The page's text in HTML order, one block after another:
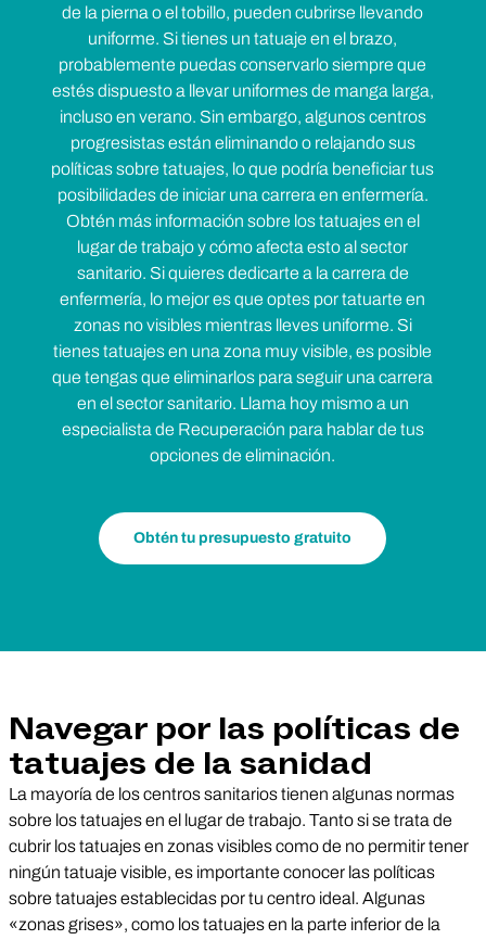
de la pierna o el tobillo, pueden cubrirse llevando
uniforme. Si tienes un tatuaje en el brazo,
probablemente puedas conservarlo siempre que
estés dispuesto a llevar uniformes de manga larga,
incluso en verano. Sin embargo, algunos centros
progresistas están eliminando o relajando sus
políticas sobre tatuajes, lo que podría beneficiar tus
posibilidades de iniciar una carrera en enfermería.
Obtén más información sobre los tatuajes en el
lugar de trabajo y cómo afecta esto al sector
sanitario. Si quieres dedicarte a la carrera de
enfermería, lo mejor es que optes por tatuarte en
zonas no visibles mientras lleves uniforme. Si
tienes tatuajes en una zona muy visible, es posible
que tengas que eliminarlos para seguir una carrera
en el sector sanitario. Llama hoy mismo a un
especialista de Recuperación para hablar de tus
opciones de eliminación.
Obtén tu presupuesto gratuito
Navegar por las políticas de
tatuajes de la sanidad
La mayoría de los centros sanitarios tienen algunas normas
sobre los tatuajes en el lugar de trabajo. Tanto si se trata de
cubrir los tatuajes en zonas visibles como de no permitir tener
ningún tatuaje visible, es importante conocer las políticas
sobre tatuajes establecidas por tu centro ideal. Algunas
«zonas grises», como los tatuajes en la parte inferior de la